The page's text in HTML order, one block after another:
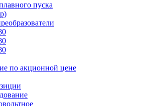
пуска
по акционной цене